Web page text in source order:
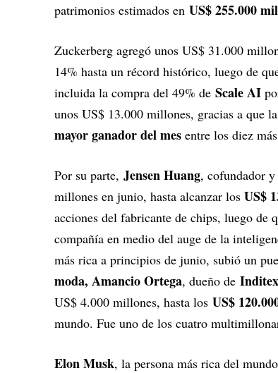
patrimonios estimados en US$ 255.000
Zuckerberg agregó unos US$ 31.000
14% hasta un récord histórico, luego de
incluida la compra del 49% de Scale AI
unos US$ 13.000 millones, gracias a que
mayor ganador del mes entre los diez
Por su parte, Jensen Huang, cofundador
millones en junio, hasta alcanzar los US$
acciones del fabricante de chips, luego de
compañía en medio del auge de la
más rica a principios de junio, subió un
moda, Amancio Ortega, dueño de Inditex
US$ 4.000 millones, hasta los US$
mundo. Fue uno de los cuatro
Elon Musk, la persona más rica del